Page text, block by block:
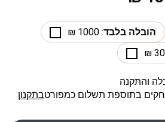
הובלה בלבד: 1000 ₪
והתקנה
בתוספת תשלום כמפורטבתקנון